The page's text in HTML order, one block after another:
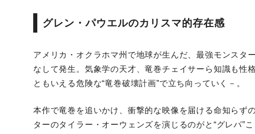
グレン・パウエルのカリスマ的存在感
アメリカ・オクラホマ州で地球が生んだ、最強モンスタ
なして発生。気象学の天才、竜巻チェイサーら知識も性
ともいえる危険な“竜巻破壊計画”で立ち向っていく－。
本作で竜巻を追いかけ、衝撃的な映像を届ける命知らず
ターのタイラー・オーウェンズを演じるのがと“グレパ”